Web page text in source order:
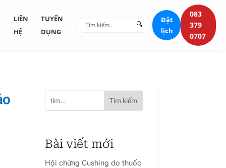
LIÊN
HỆ
TUYỂN
DỤNG
🔍
Đặt
lịch
083
379
0707
Tìm kiếm
Bài viết mới
Hội chứng Cushing do thuốc